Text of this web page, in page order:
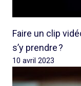
Faire un clip
s’y prendre ?
10 avril 2023